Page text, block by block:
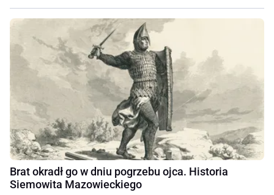
Brat okradł go w dniu pogrzebu ojca. Historia
Siemowita Mazowieckiego